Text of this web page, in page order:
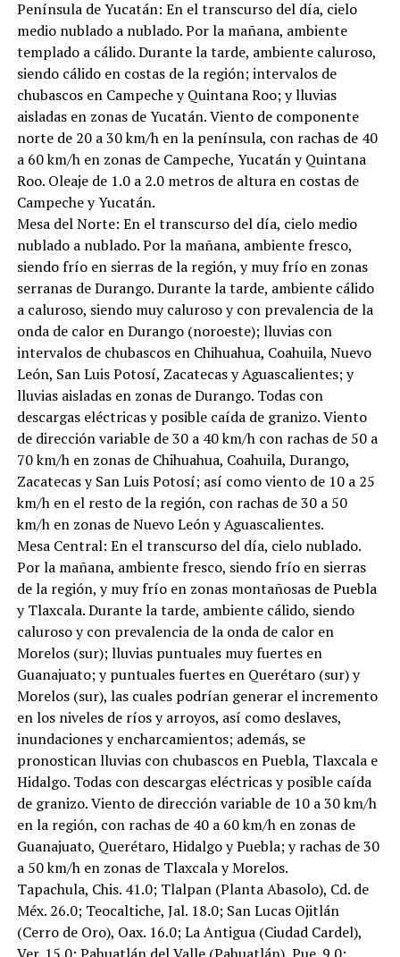
Península de Yucatán: En el transcurso del día, cielo
medio nublado a nublado. Por la mañana, ambiente
templado a cálido. Durante la tarde, ambiente caluroso,
siendo cálido en costas de la región; intervalos de
chubascos en Campeche y Quintana Roo; y lluvias
aisladas en zonas de Yucatán. Viento de componente
norte de 20 a 30 km/h en la península, con rachas de 40
a 60 km/h en zonas de Campeche, Yucatán y Quintana
Roo. Oleaje de 1.0 a 2.0 metros de altura en costas de
Campeche y Yucatán.
Mesa del Norte: En el transcurso del día, cielo medio
nublado a nublado. Por la mañana, ambiente fresco,
siendo frío en sierras de la región, y muy frío en zonas
serranas de Durango. Durante la tarde, ambiente cálido
a caluroso, siendo muy caluroso y con prevalencia de la
onda de calor en Durango (noroeste); lluvias con
intervalos de chubascos en Chihuahua, Coahuila, Nuevo
León, San Luis Potosí, Zacatecas y Aguascalientes; y
lluvias aisladas en zonas de Durango. Todas con
descargas eléctricas y posible caída de granizo. Viento
de dirección variable de 30 a 40 km/h con rachas de 50 a
70 km/h en zonas de Chihuahua, Coahuila, Durango,
Zacatecas y San Luis Potosí; así como viento de 10 a 25
km/h en el resto de la región, con rachas de 30 a 50
km/h en zonas de Nuevo León y Aguascalientes.
Mesa Central: En el transcurso del día, cielo nublado.
Por la mañana, ambiente fresco, siendo frío en sierras
de la región, y muy frío en zonas montañosas de Puebla
y Tlaxcala. Durante la tarde, ambiente cálido, siendo
caluroso y con prevalencia de la onda de calor en
Morelos (sur); lluvias puntuales muy fuertes en
Guanajuato; y puntuales fuertes en Querétaro (sur) y
Morelos (sur), las cuales podrían generar el incremento
en los niveles de ríos y arroyos, así como deslaves,
inundaciones y encharcamientos; además, se
pronostican lluvias con chubascos en Puebla, Tlaxcala e
Hidalgo. Todas con descargas eléctricas y posible caída
de granizo. Viento de dirección variable de 10 a 30 km/h
en la región, con rachas de 40 a 60 km/h en zonas de
Guanajuato, Querétaro, Hidalgo y Puebla; y rachas de 30
a 50 km/h en zonas de Tlaxcala y Morelos.
Tapachula, Chis. 41.0; Tlalpan (Planta Abasolo), Cd. de
Méx. 26.0; Teocaltiche, Jal. 18.0; San Lucas Ojitlán
(Cerro de Oro), Oax. 16.0; La Antigua (Ciudad Cardel),